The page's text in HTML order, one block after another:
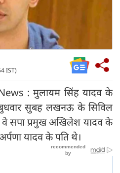
IST)
: मुलायम सिंह यादव के
बुधवार सुबह लखनऊ के सिविल
वे सपा प्रमुख अखिलेश यादव के
यादव के पति थे।